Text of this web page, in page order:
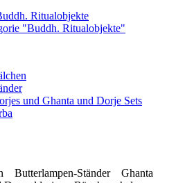
Ritualobjekte
"Buddh. Ritualobjekte"
und Ghanta und Dorje Sets
Butterlampen-Ständer Ghanta